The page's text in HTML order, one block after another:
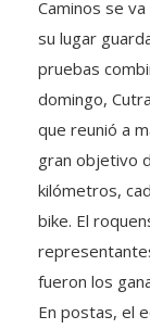
su lugar
pruebas
domingo,
que reunió a
gran objetivo
kilómetros,
bike. El
fueron los
En postas, el
desafío fue el